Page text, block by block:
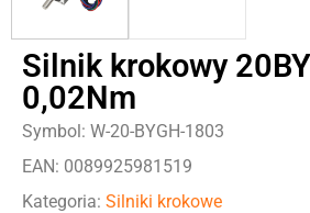
Silnik krokowy
0,02Nm
Symbol: W-20-BYGH-1803
EAN: 0089925981519
Kategoria: Silniki krokowe